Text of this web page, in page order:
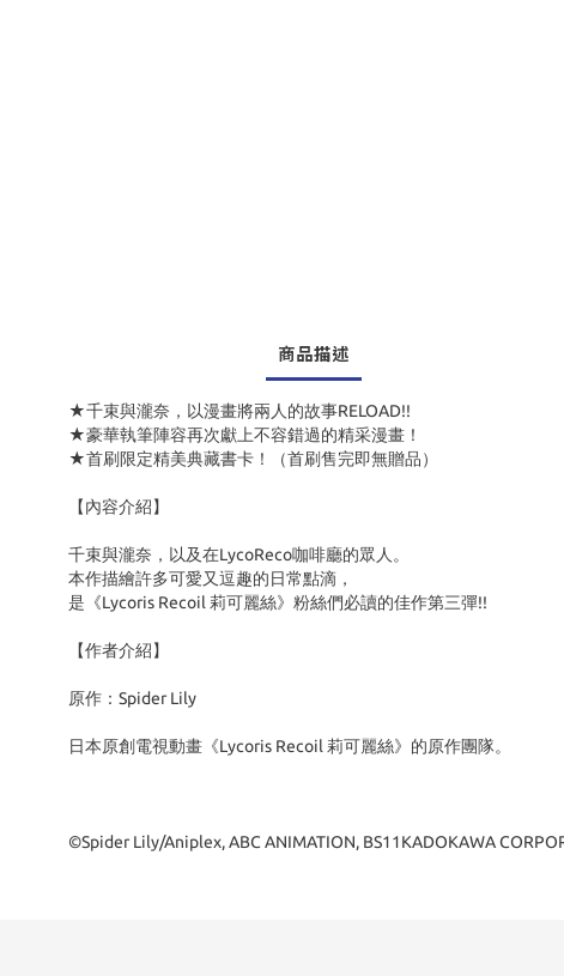
商品描述
★千束與瀧奈，以漫畫將兩人的故事RELOAD!!
★豪華執筆陣容再次獻上不容錯過的精采漫畫！
★首刷限定精美典藏書卡！（首刷售完即無贈品）
【內容介紹】
千束與瀧奈，以及在LycoReco咖啡廳的眾人。
本作描繪許多可愛又逗趣的日常點滴，
是《Lycoris Recoil 莉可麗絲》粉絲們必讀的佳作第三彈!!
【作者介紹】
原作：Spider Lily
日本原創電視動畫《Lycoris Recoil 莉可麗絲》的原作團隊。
©Spider Lily/Aniplex, ABC ANIMATION, BS11KADOKAWA